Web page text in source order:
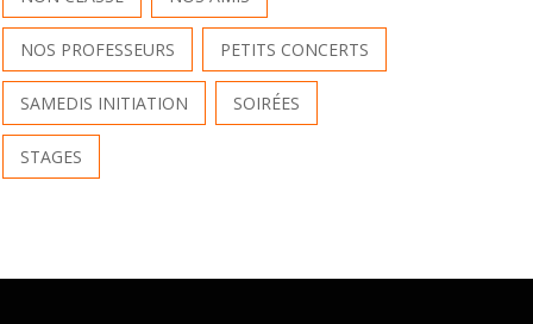
NOS PROFESSEURS PETITS CONCERTS
SAMEDIS INITIATION SOIRÉES
STAGES